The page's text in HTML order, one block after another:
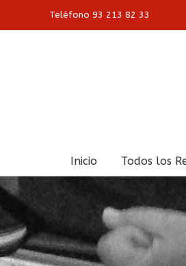
Teléfono 93 213 82 33
Inicio Todos los